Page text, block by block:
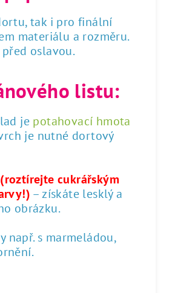
tak i pro finální
materiálu a rozměru.
oslavou.
listu:
je potahovací hmota
je nutné dortový
(roztírejte cukrářským
– získáte lesklý a
obrázku.
s marmeládou,